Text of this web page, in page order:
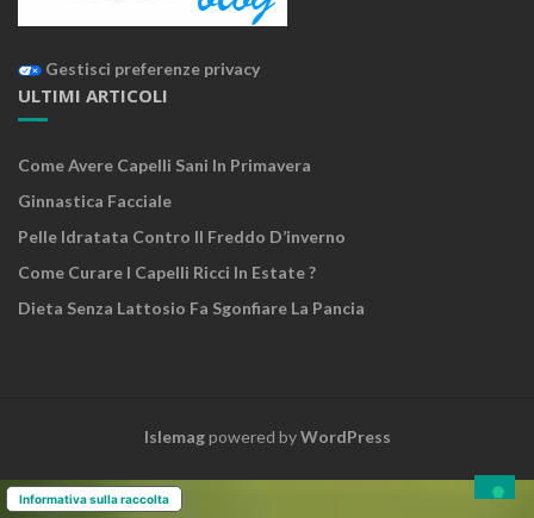
Gestisci preferenze privacy
ULTIMI ARTICOLI
Come Avere Capelli Sani In Primavera
Ginnastica Facciale
Pelle Idratata Contro Il Freddo D’inverno
Come Curare I Capelli Ricci In Estate ?
Dieta Senza Lattosio Fa Sgonfiare La Pancia
Islemagpowered byWordPress
Informativa sulla raccolta